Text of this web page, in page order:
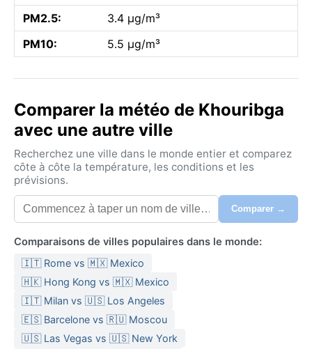
PM2.5:
3.4 µg/m³
PM10:
5.5 µg/m³
Comparer la météo de Khouribga
avec une autre ville
Recherchez une ville dans le monde entier et comparez
côte à côte la température, les conditions et les
prévisions.
Comparer →
Comparaisons de villes populaires dans le monde:
🇮🇹 Rome vs 🇲🇽 Mexico
🇭🇰 Hong Kong vs 🇲🇽 Mexico
🇮🇹 Milan vs 🇺🇸 Los Angeles
🇪🇸 Barcelone vs 🇷🇺 Moscou
🇺🇸 Las Vegas vs 🇺🇸 New York